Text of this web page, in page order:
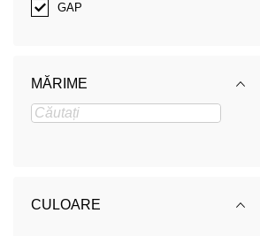
GAP
MĂRIME
CULOARE